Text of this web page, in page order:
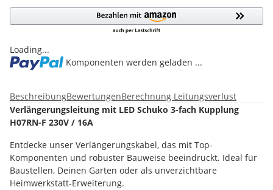
Loading...
Komponenten werden geladen ...
BeschreibungBewertungenBerechnung Leitungsverlust
Verlängerungsleitung mit LED Schuko 3-fach Kupplung
H07RN-F 230V / 16A
Entdecke unser Verlängerungskabel, das mit Top-
Komponenten und robuster Bauweise beeindruckt. Ideal für
Baustellen, Deinen Garten oder als unverzichtbare
Heimwerkstatt-Erweiterung.